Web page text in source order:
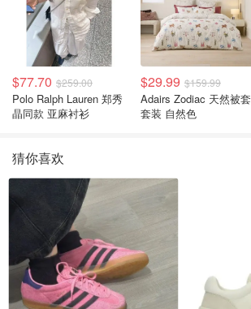
$77.70 $259.00
Polo Ralph Lauren 郑秀
晶同款 亚麻衬衫
$29.99 $159.99
Adairs Zodiac 天然被套
套装 自然色
猜你喜欢